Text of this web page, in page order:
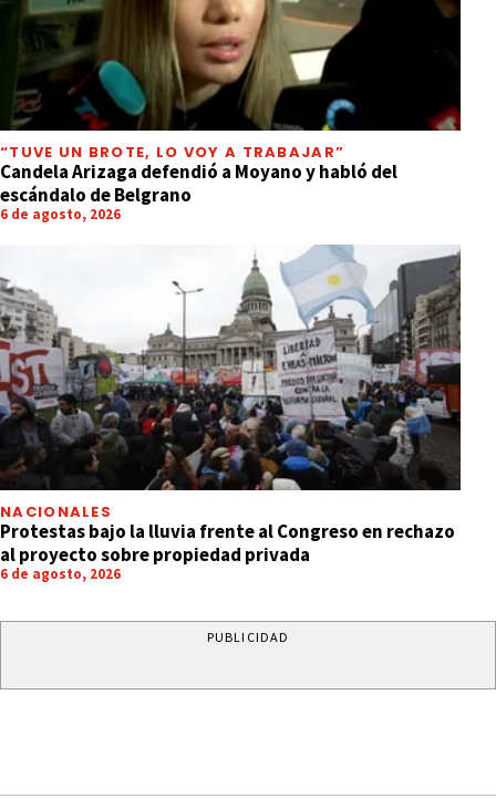
“TUVE UN BROTE, LO VOY A TRABAJAR”
Candela Arizaga defendió a Moyano y habló del
escándalo de Belgrano
6 de agosto, 2026
NACIONALES
Protestas bajo la lluvia frente al Congreso en rechazo
al proyecto sobre propiedad privada
6 de agosto, 2026
PUBLICIDAD